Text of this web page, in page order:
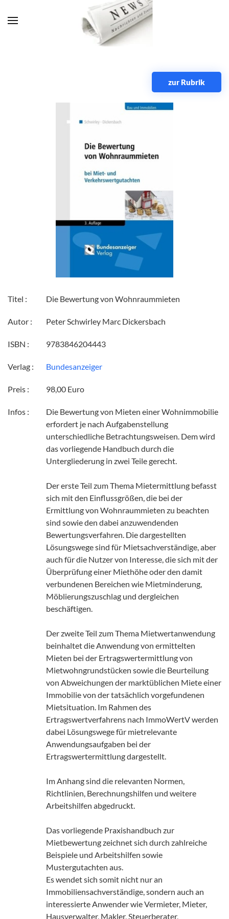
Zum Hauptinhalt springen
zur Rubrik
Titel : Die Bewertung von Wohnraummieten
Autor : Peter Schwirley Marc Dickersbach
ISBN : 9783846204443
Verlag : Bundesanzeiger
Preis : 98,00 Euro
Infos :
Die Bewertung von Mieten einer Wohnimmobilie
erfordert je nach Aufgabenstellung
unterschiedliche Betrachtungsweisen. Dem wird
das vorliegende Handbuch durch die
Untergliederung in zwei Teile gerecht.
Der erste Teil zum Thema Mietermittlung befasst
sich mit den Einflussgrößen, die bei der
Ermittlung von Wohnraummieten zu beachten
sind sowie den dabei anzuwendenden
Bewertungsverfahren. Die dargestellten
Lösungswege sind für Mietsachverständige, aber
auch für die Nutzer von Interesse, die sich mit der
Überprüfung einer Miethöhe oder den damit
verbundenen Bereichen wie Mietminderung,
Möblierungszuschlag und dergleichen
beschäftigen.
Der zweite Teil zum Thema Mietwertanwendung
beinhaltet die Anwendung von ermittelten
Mieten bei der Ertragswertermittlung von
Mietwohngrundstücken sowie die Beurteilung
von Abweichungen der marktüblichen Miete einer
Immobilie von der tatsächlich vorgefundenen
Mietsituation. Im Rahmen des
Ertragswertverfahrens nach ImmoWertV werden
dabei Lösungswege für mietrelevante
Anwendungsaufgaben bei der
Ertragswertermittlung dargestellt.
Im Anhang sind die relevanten Normen,
Richtlinien, Berechnungshilfen und weitere
Arbeitshilfen abgedruckt.
Das vorliegende Praxishandbuch zur
Mietbewertung zeichnet sich durch zahlreiche
Beispiele und Arbeitshilfen sowie
Mustergutachten aus.
Es wendet sich somit nicht nur an
Immobiliensachverständige, sondern auch an
interessierte Anwender wie Vermieter, Mieter,
Hausverwalter, Makler, Steuerberater,